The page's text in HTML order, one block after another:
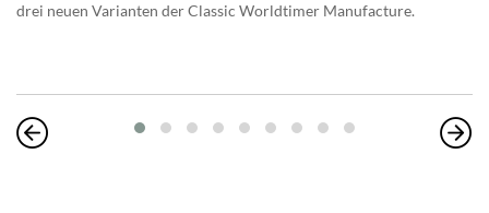
drei neuen Varianten der Classic Worldtimer Manufacture.